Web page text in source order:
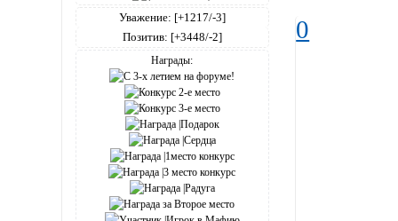
Уважение: [+1217/-3]
Позитив: [+3448/-2]
Награды:
0